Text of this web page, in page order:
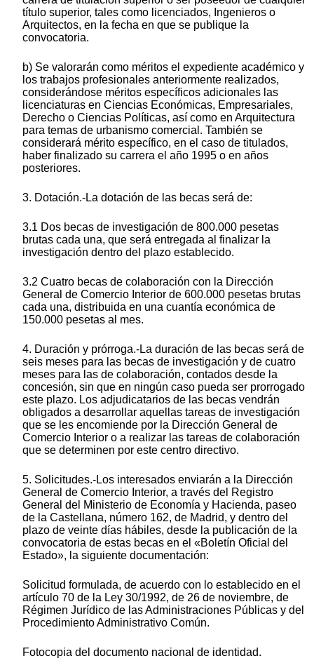
título superior, tales como licenciados, Ingenieros o
Arquitectos, en la fecha en que se publique la
convocatoria.
b) Se valorarán como méritos el expediente académico y
los trabajos profesionales anteriormente realizados,
considerándose méritos específicos adicionales las
licenciaturas en Ciencias Económicas, Empresariales,
Derecho o Ciencias Políticas, así como en Arquitectura
para temas de urbanismo comercial. También se
considerará mérito específico, en el caso de titulados,
haber finalizado su carrera el año 1995 o en años
posteriores.
3. Dotación.-La dotación de las becas será de:
3.1 Dos becas de investigación de 800.000 pesetas
brutas cada una, que será entregada al finalizar la
investigación dentro del plazo establecido.
3.2 Cuatro becas de colaboración con la Dirección
General de Comercio Interior de 600.000 pesetas brutas
cada una, distribuida en una cuantía económica de
150.000 pesetas al mes.
4. Duración y prórroga.-La duración de las becas será de
seis meses para las becas de investigación y de cuatro
meses para las de colaboración, contados desde la
concesión, sin que en ningún caso pueda ser prorrogado
este plazo. Los adjudicatarios de las becas vendrán
obligados a desarrollar aquellas tareas de investigación
que se les encomiende por la Dirección General de
Comercio Interior o a realizar las tareas de colaboración
que se determinen por este centro directivo.
5. Solicitudes.-Los interesados enviarán a la Dirección
General de Comercio Interior, a través del Registro
General del Ministerio de Economía y Hacienda, paseo
de la Castellana, número 162, de Madrid, y dentro del
plazo de veinte días hábiles, desde la publicación de la
convocatoria de estas becas en el «Boletín Oficial del
Estado», la siguiente documentación:
Solicitud formulada, de acuerdo con lo establecido en el
artículo 70 de la Ley 30/1992, de 26 de noviembre, de
Régimen Jurídico de las Administraciones Públicas y del
Procedimiento Administrativo Común.
Fotocopia del documento nacional de identidad.